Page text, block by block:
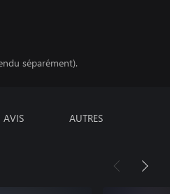
séparément).
AVIS AUTRES